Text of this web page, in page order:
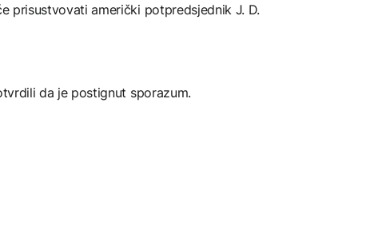
prisustvovati američki potpredsjednik J. D.
da je postignut sporazum.